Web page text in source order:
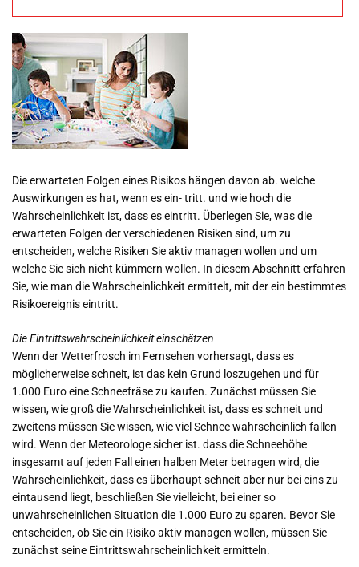
Projektmanageme
nt Definition
Die erwarteten Folgen eines Risikos hängen davon ab. welche
Auswirkungen es hat, wenn es ein- tritt. und wie hoch die
Wahrscheinlichkeit ist, dass es eintritt. Überlegen Sie, was die
erwarteten Folgen der verschiedenen Risiken sind, um zu
entscheiden, welche Risiken Sie aktiv managen wollen und um
welche Sie sich nicht kümmern wollen. In diesem Abschnitt erfahren
Sie, wie man die Wahrscheinlichkeit ermittelt, mit der ein bestimmtes
Risikoereignis eintritt.
Die Eintrittswahrscheinlichkeit einschätzen
Wenn der Wetterfrosch im Fernsehen vorhersagt, dass es
möglicherweise schneit, ist das kein Grund loszugehen und für
1.000 Euro eine Schneefräse zu kaufen. Zunächst müssen Sie
wissen, wie groß die Wahrscheinlichkeit ist, dass es schneit und
zweitens müssen Sie wissen, wie viel Schnee wahrscheinlich fallen
wird. Wenn der Meteorologe sicher ist. dass die Schneehöhe
insgesamt auf jeden Fall einen halben Meter betragen wird, die
Wahrscheinlichkeit, dass es überhaupt schneit aber nur bei eins zu
eintausend liegt, beschließen Sie vielleicht, bei einer so
unwahrscheinlichen Situation die 1.000 Euro zu sparen. Bevor Sie
entscheiden, ob Sie ein Risiko aktiv managen wollen, müssen Sie
zunächst seine Eintrittswahrscheinlichkeit ermitteln.